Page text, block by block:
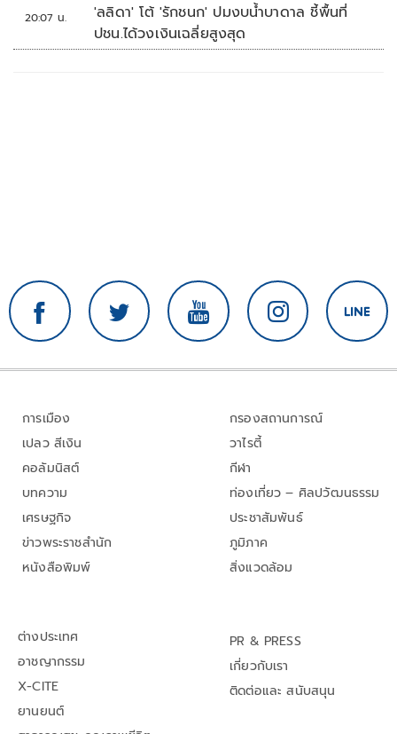
20:07 น.
'ลลิดา' โต้ 'รักชนก' ปมงบน้ำบาดาล ชี้พื้นที่
ปชน.ได้วงเงินเฉลี่ยสูงสุด
การเมือง
เปลว สีเงิน
คอลัมนิสต์
บทความ
เศรษฐกิจ
ข่าวพระราชสำนัก
หนังสือพิมพ์
กรองสถานการณ์
วาไรตี้
กีฬา
ท่องเที่ยว – ศิลปวัฒนธรรม
ประชาสัมพันธ์
ภูมิภาค
สิ่งแวดล้อม
ต่างประเทศ
อาชญากรรม
X-CITE
ยานยนต์
PR & PRESS
เกี่ยวกับเรา
ติดต่อและ สนับสนุน